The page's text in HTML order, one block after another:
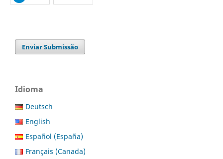
Enviar Submissão
Idioma
Deutsch
English
Español (España)
Français (Canada)